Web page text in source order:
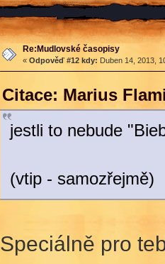
Re:Mudlovské časopisy
« Odpověď #12 kdy: Duben 14, 2013,
Citace: Marius
jestli to nebude
(vtip - samozřejmě)
Speciálně pro